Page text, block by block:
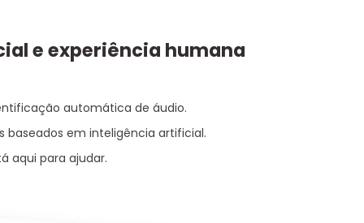
e experiência humana
automática de áudio.
baseados em inteligência artificial.
aqui para ajudar.